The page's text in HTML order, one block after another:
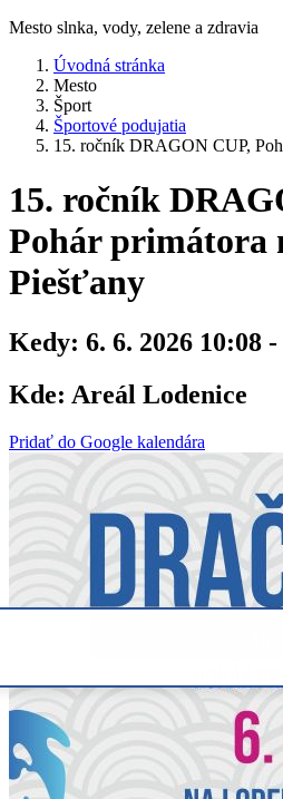
Mesto slnka, vody, zelene a zdravia
Úvodná stránka
Mesto
Šport
Športové podujatia
15. ročník DRAGON CUP,
15. ročník
Pohár primátora
Piešťany
Kedy: 6. 6. 2026 10:08
Kde: Areál Lodenice
Pridať do Google kalendára